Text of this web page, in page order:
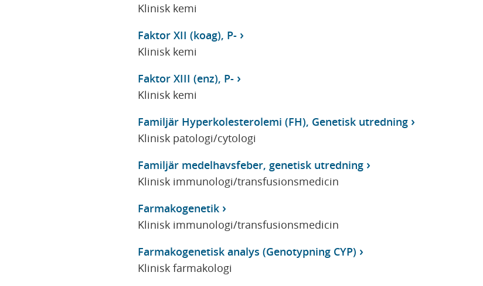
Klinisk kemi
Faktor XII (koag), P-
Klinisk kemi
Faktor XIII (enz), P-
Klinisk kemi
Familjär Hyperkolesterolemi (FH), Genetisk utredning
Klinisk patologi/cytologi
Familjär medelhavsfeber, genetisk utredning
Klinisk immunologi/transfusionsmedicin
Farmakogenetik
Klinisk immunologi/transfusionsmedicin
Farmakogenetisk analys (Genotypning CYP)
Klinisk farmakologi